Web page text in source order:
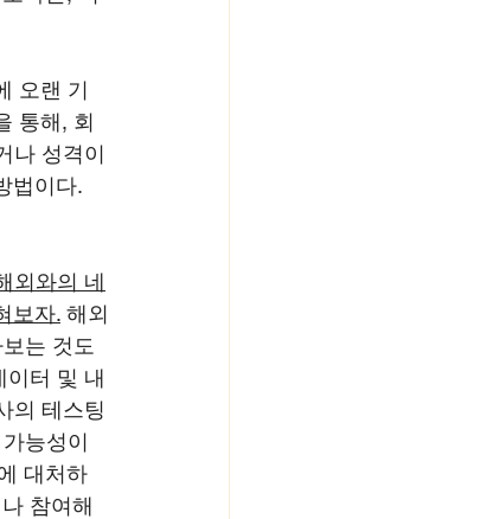
오랜 기
통해, 회
나 성격이
법이다.
외와의 네
보자. 해외
는 것도
이터 및 내
의 테스팅
능성이
대처하
참여해